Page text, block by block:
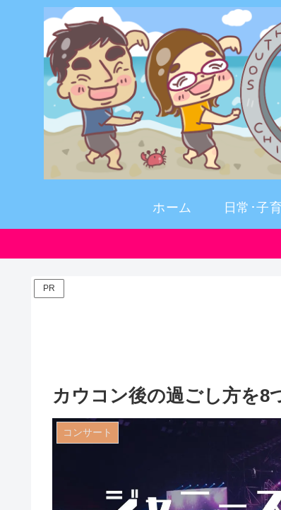
ホーム 日常･子
PR
カウコン後の過ごし方を8
コンサート